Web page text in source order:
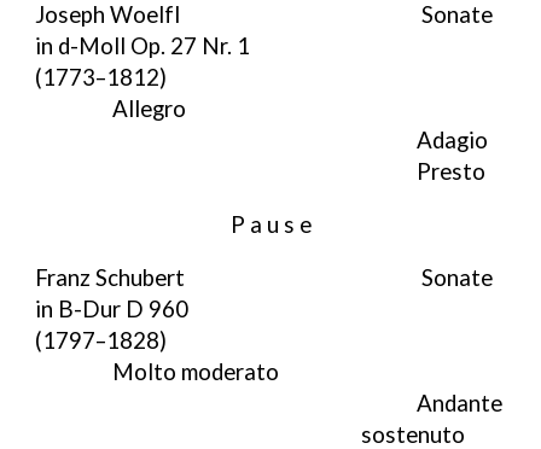
Joseph Woelfl
Sonate
in d-Moll Op. 27 Nr. 1
(1773–1812)
Allegro
Adagio
Presto
P a u s e
Franz Schubert
Sonate
in B-Dur D 960
(1797–1828)
Molto moderato
Andante
sostenuto